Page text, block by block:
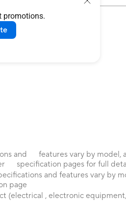
promotions.
and features vary by model,
specification pages for full
and features vary by
page
(electrical , electronic